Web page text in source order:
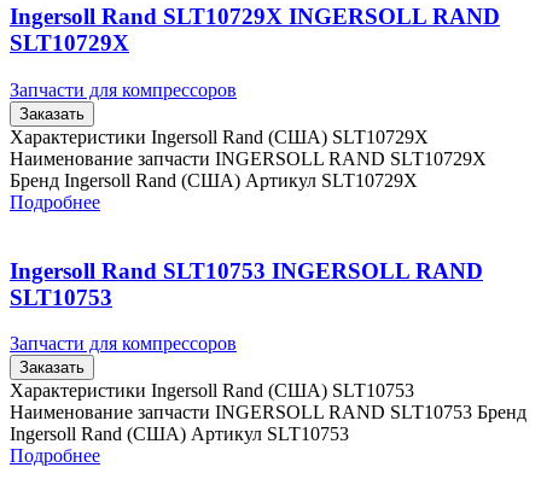
Ingersoll Rand SLT10729X INGERSOLL RAND
SLT10729X
Запчасти для компрессоров
Заказать
Характеристики Ingersoll Rand (США) SLT10729X
Наименование запчасти INGERSOLL RAND SLT10729X
Бренд Ingersoll Rand (США) Артикул SLT10729X
Подробнее
Ingersoll Rand SLT10753 INGERSOLL RAND
SLT10753
Запчасти для компрессоров
Заказать
Характеристики Ingersoll Rand (США) SLT10753
Наименование запчасти INGERSOLL RAND SLT10753 Бренд
Ingersoll Rand (США) Артикул SLT10753
Подробнее